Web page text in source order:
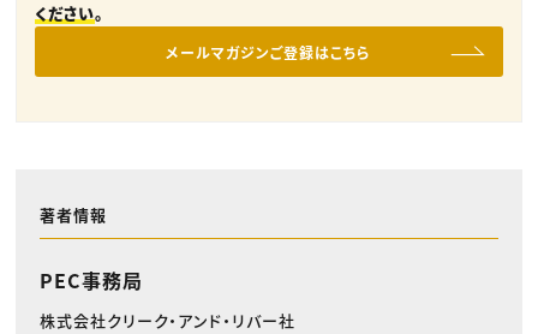
ください。
メールマガジンご登録はこちら
著者情報
PEC事務局
株式会社クリーク・アンド・リバー社